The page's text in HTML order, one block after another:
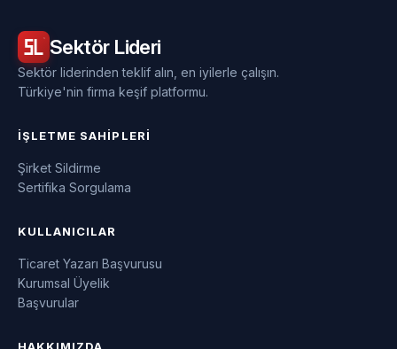
Sektör Lideri
Sektör liderinden teklif alın, en iyilerle çalışın.
Türkiye'nin firma keşif platformu.
İŞLETME SAHIPLERI
Şirket Sildirme
Sertifika Sorgulama
KULLANICILAR
Ticaret Yazarı Başvurusu
Kurumsal Üyelik
Başvurular